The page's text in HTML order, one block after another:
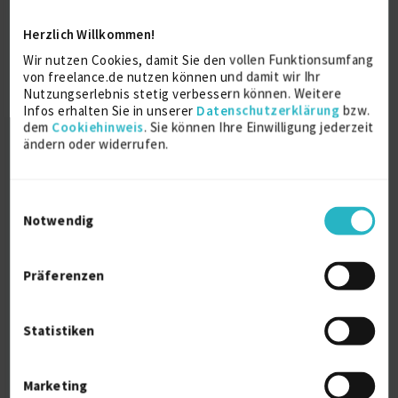
Herzlich Willkommen!
Wir nutzen Cookies, damit Sie den vollen Funktionsumfang
von freelance.de nutzen können und damit wir Ihr
Nutzungserlebnis stetig verbessern können. Weitere
Infos erhalten Sie in unserer Datenschutzerklärung bzw.
dem Cookiehinweis. Sie können Ihre Einwilligung jederzeit
ändern oder widerrufen.
Notwendig
Präferenzen
Statistiken
Marketing
Ausbildung
VDA 6.3 Auditor
Ausbildung
Ausbildung